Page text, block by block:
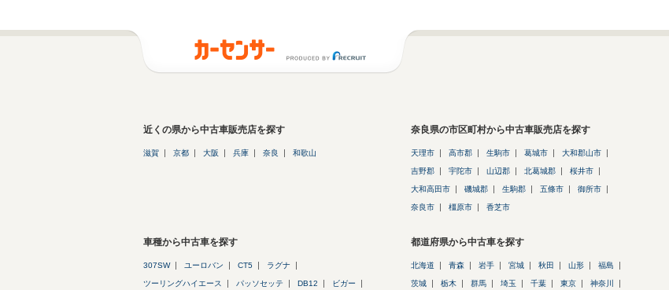
近くの県から中古車販売店を探す
滋賀 京都 大阪 兵庫 奈良 和歌山
奈良県の市区町村から中古車販売店を探す
天理市 高市郡 生駒市 葛城市 大和郡山市
吉野郡 宇陀市 山辺郡 北葛城郡 桜井市
大和高田市 磯城郡 生駒郡 五條市 御所市
奈良市 橿原市 香芝市
車種から中古車を探す
307SW ユーロバン CT5 ラグナ
ツーリングハイエース パッソセッテ DB12 ビガー
都道府県から中古車を探す
北海道 青森 岩手 宮城 秋田 山形 福島
茨城 栃木 群馬 埼玉 千葉 東京 神奈川